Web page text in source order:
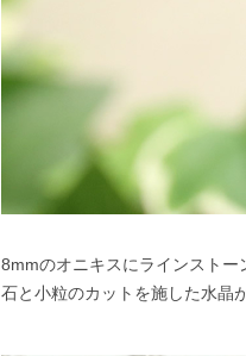
8mmのオニキスにラインスト
石と小粒のカットを施した水晶